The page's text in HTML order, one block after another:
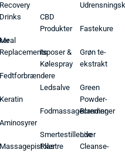
Recovery
Drinks
Meal
Replacements
Fedtforbrændere
Keratin
Aminosyrer
Massagepistoler
CBD
Produkter
Isposer &
Kølespray
Ledsalve
Fodmassagecremer
Smertestillende
Plastre
Fastekure
Grøn te-
ekstrakt
Green
Powder-
Blandinger
Liver
Cleanse-